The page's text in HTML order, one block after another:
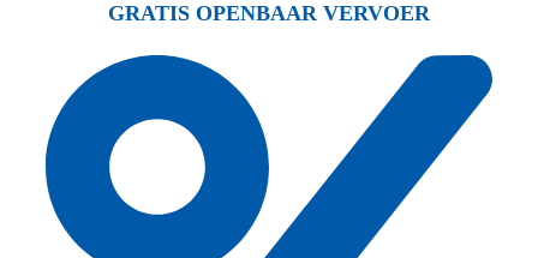
GRATIS OPENBAAR VERVOER